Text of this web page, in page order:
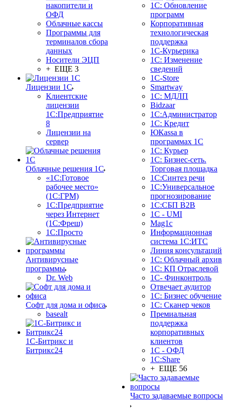
накопители и
ОФД
Облачные кассы
Программы для
терминалов сбора
данных
Носители ЭЦП
+ ЕЩЕ 3
Лицензии 1С
Клиентские
лицензии
1С:Предприятие
8
Лицензии на
сервер
Облачные решения 1С
«1C:Готовое
рабочее место»
(1С:ГРМ)
1С:Предприятие
через Интернет
(1С:Фреш)
1С:Просто
Антивирусные
программы
Dr. Web
Софт для дома и офиса
basealt
1С-Битрикс и
Битрикс24
1С: Обновление
программ
Корпоративная
технологическая
поддержка
1С-Курьерика
1С: Изменение
сведений
1C-Store
Smartway
1С: МДЛП
Bidzaar
1С:Администратор
1С: Кредит
ЮКаssа в
программах 1С
1С: Курьер
1С: Бизнес-сеть.
Торговая площадка
1С:Синтез речи
1С:Универсальное
прогнозирование
1С:СБП B2B
1C - UMI
Mag1c
Информационная
система 1С:ИТС
Линия консультаций
1С: Облачный архив
1С: КП Отраслевой
1С- Финконтроль
Отвечает аудитор
1С: Бизнес обучение
1С: Сканер чеков
Премиальная
поддержка
корпоративных
клиентов
1С - ОФД
1С:Share
+ ЕЩЕ 56
Часто задаваемые вопросы